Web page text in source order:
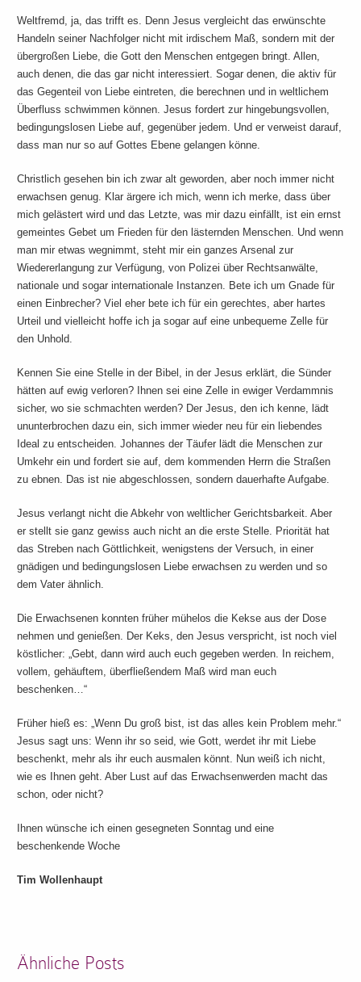
Weltfremd, ja, das trifft es. Denn Jesus vergleicht das erwünschte
Handeln seiner Nachfolger nicht mit irdischem Maß, sondern mit der
übergroßen Liebe, die Gott den Menschen entgegen bringt. Allen,
auch denen, die das gar nicht interessiert. Sogar denen, die aktiv für
das Gegenteil von Liebe eintreten, die berechnen und in weltlichem
Überfluss schwimmen können. Jesus fordert zur hingebungsvollen,
bedingungslosen Liebe auf, gegenüber jedem. Und er verweist darauf,
dass man nur so auf Gottes Ebene gelangen könne.
Christlich gesehen bin ich zwar alt geworden, aber noch immer nicht
erwachsen genug. Klar ärgere ich mich, wenn ich merke, dass über
mich gelästert wird und das Letzte, was mir dazu einfällt, ist ein ernst
gemeintes Gebet um Frieden für den lästernden Menschen. Und wenn
man mir etwas wegnimmt, steht mir ein ganzes Arsenal zur
Wiedererlangung zur Verfügung, von Polizei über Rechtsanwälte,
nationale und sogar internationale Instanzen. Bete ich um Gnade für
einen Einbrecher? Viel eher bete ich für ein gerechtes, aber hartes
Urteil und vielleicht hoffe ich ja sogar auf eine unbequeme Zelle für
den Unhold.
Kennen Sie eine Stelle in der Bibel, in der Jesus erklärt, die Sünder
hätten auf ewig verloren? Ihnen sei eine Zelle in ewiger Verdammnis
sicher, wo sie schmachten werden? Der Jesus, den ich kenne, lädt
ununterbrochen dazu ein, sich immer wieder neu für ein liebendes
Ideal zu entscheiden. Johannes der Täufer lädt die Menschen zur
Umkehr ein und fordert sie auf, dem kommenden Herrn die Straßen
zu ebnen. Das ist nie abgeschlossen, sondern dauerhafte Aufgabe.
Jesus verlangt nicht die Abkehr von weltlicher Gerichtsbarkeit. Aber
er stellt sie ganz gewiss auch nicht an die erste Stelle. Priorität hat
das Streben nach Göttlichkeit, wenigstens der Versuch, in einer
gnädigen und bedingungslosen Liebe erwachsen zu werden und so
dem Vater ähnlich.
Die Erwachsenen konnten früher mühelos die Kekse aus der Dose
nehmen und genießen. Der Keks, den Jesus verspricht, ist noch viel
köstlicher: „Gebt, dann wird auch euch gegeben werden. In reichem,
vollem, gehäuftem, überfließendem Maß wird man euch
beschenken…“
Früher hieß es: „Wenn Du groß bist, ist das alles kein Problem mehr.“
Jesus sagt uns: Wenn ihr so seid, wie Gott, werdet ihr mit Liebe
beschenkt, mehr als ihr euch ausmalen könnt. Nun weiß ich nicht,
wie es Ihnen geht. Aber Lust auf das Erwachsenwerden macht das
schon, oder nicht?
Ihnen wünsche ich einen gesegneten Sonntag und eine
beschenkende Woche
Tim Wollenhaupt
Ähnliche Posts